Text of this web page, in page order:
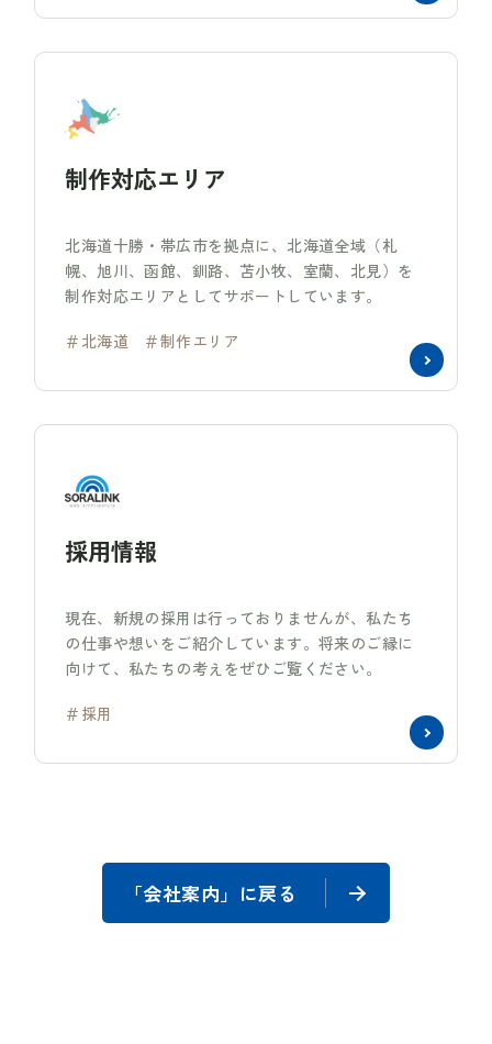
制作対応エリア
北海道十勝・帯広市を拠点に、北海道全域（札
幌、旭川、函館、釧路、苫小牧、室蘭、北見）を
制作対応エリアとしてサポートしています。
＃北海道 ＃制作エリア
採用情報
現在、新規の採用は行っておりませんが、私たち
の仕事や想いをご紹介しています。将来のご縁に
向けて、私たちの考えをぜひご覧ください。
＃採用
「会社案内」に戻る